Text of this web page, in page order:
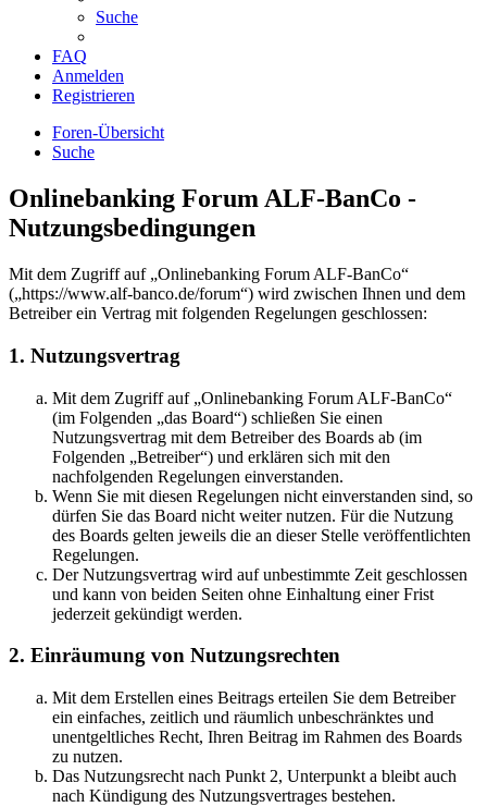
Suche
FAQ
Anmelden
Registrieren
Foren-Übersicht
Suche
Onlinebanking Forum ALF-BanCo -
Nutzungsbedingungen
Mit dem Zugriff auf „Onlinebanking Forum ALF-BanCo“
(„https://www.alf-banco.de/forum“) wird zwischen Ihnen und dem
Betreiber ein Vertrag mit folgenden Regelungen geschlossen:
1. Nutzungsvertrag
Mit dem Zugriff auf „Onlinebanking Forum ALF-BanCo“
(im Folgenden „das Board“) schließen Sie einen
Nutzungsvertrag mit dem Betreiber des Boards ab (im
Folgenden „Betreiber“) und erklären sich mit den
nachfolgenden Regelungen einverstanden.
Wenn Sie mit diesen Regelungen nicht einverstanden sind, so
dürfen Sie das Board nicht weiter nutzen. Für die Nutzung
des Boards gelten jeweils die an dieser Stelle veröffentlichten
Regelungen.
Der Nutzungsvertrag wird auf unbestimmte Zeit geschlossen
und kann von beiden Seiten ohne Einhaltung einer Frist
jederzeit gekündigt werden.
2. Einräumung von Nutzungsrechten
Mit dem Erstellen eines Beitrags erteilen Sie dem Betreiber
ein einfaches, zeitlich und räumlich unbeschränktes und
unentgeltliches Recht, Ihren Beitrag im Rahmen des Boards
zu nutzen.
Das Nutzungsrecht nach Punkt 2, Unterpunkt a bleibt auch
nach Kündigung des Nutzungsvertrages bestehen.